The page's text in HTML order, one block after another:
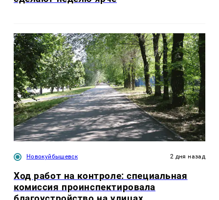
Новокуйбышевск 2 дня назад
Ход работ на контроле: специальная
комиссия проинспектировала